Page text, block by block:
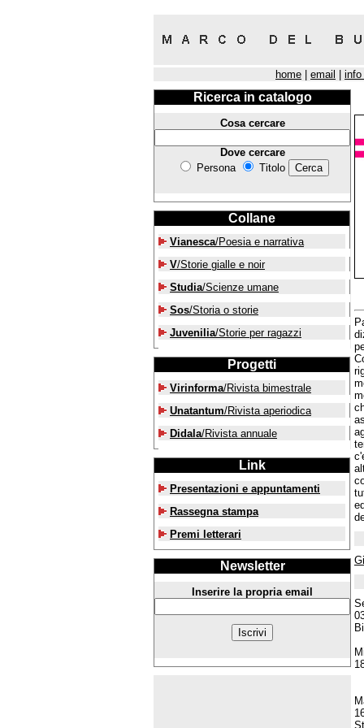
home email info
Ricerca in catalogo
Cosa cercare
Dove cercare
Persona
Titolo
Collane
Vianesca/Poesia e narrativa
V/Storie gialle e noir
Studia/Scienze umane
Sos/Storia o storie
Juvenilia/Storie per ragazzi
Progetti
Virinforma/Rivista bimestrale
Unatantum/Rivista aperiodica
Didala/Rivista annuale
Link
Presentazioni e appuntamenti
Rassegna stampa
Premi letterari
Newsletter
Inserire la propria email